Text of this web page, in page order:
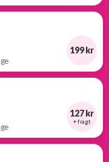
199 kr
127 kr
+ fragt